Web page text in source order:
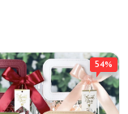
54%